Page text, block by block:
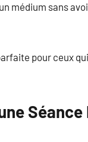
médium sans
pour ceux